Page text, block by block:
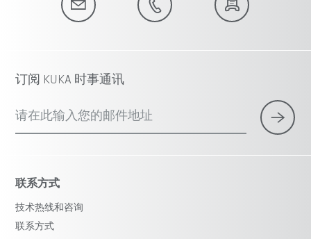
订阅 KUKA 时事通讯
请在此输入您的邮件地址
联系方式
技术热线和咨询
联系方式